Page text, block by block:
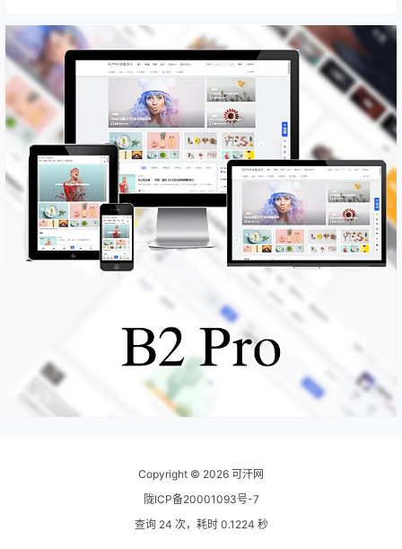
Copyright © 2026 可汗网
陇ICP备20001093号-7
查询 24 次，耗时 0.1224 秒